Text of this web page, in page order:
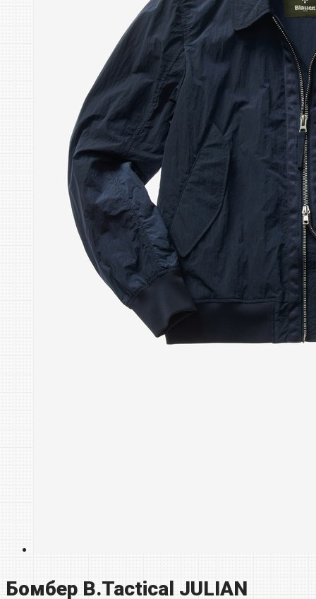
Бомбер B.Tactical JULIAN